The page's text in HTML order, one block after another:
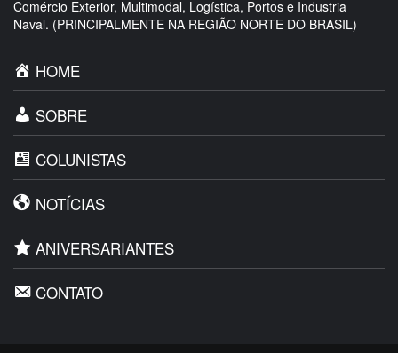
Comércio Exterior, Multimodal, Logística, Portos e Industria
Naval. (PRINCIPALMENTE NA REGIÃO NORTE DO BRASIL)
HOME
SOBRE
COLUNISTAS
NOTÍCIAS
ANIVERSARIANTES
CONTATO